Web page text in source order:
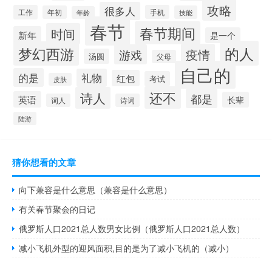
工作 年初 年龄 很多人 手机 技能 攻略
新年 时间 春节 春节期间 是一个
梦幻西游 汤圆 游戏 父母 疫情 的人
的是 皮肤 礼物 红包 考试 自己的
英语 词人 诗人 诗词 还不 都是 长辈
陆游
猜你想看的文章
向下兼容是什么意思（兼容是什么意思）
有关春节聚会的日记
俄罗斯人口2021总人数男女比例（俄罗斯人口2021总人数）
减小飞机外型的迎风面积,目的是为了减小飞机的（减小）